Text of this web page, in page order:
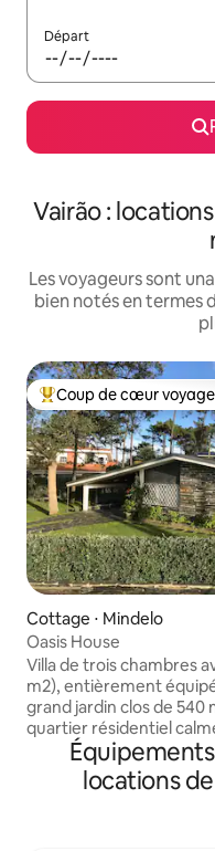
Départ
Vairão :
Les voyageurs sont
bien notés en termes
Coups de cœur
Coup de cœur
Cottage ⋅ Mindelo
Oasis House
Villa de trois chambres
m2), entièrement
grand jardin clos de 540
quartier résidentiel
proximité d'un quartier
Couverture pour garer
le jardin. Accès facile à
locations